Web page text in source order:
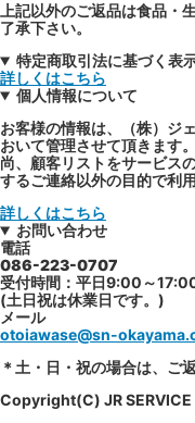
上記以外のご返品は食品・
了承下さい。
特定商取引法に基づく表
詳しくはこちら
個人情報について
お客様の情報は、（株）ジ
おいて管理させて頂きます。
尚、顧客リストをサービス
するご連絡以外の目的で利
詳しくはこちら
お問い合わせ
電話
086-223-0707
受付時間：平日9:00～
(土日祝は休業日です。)
メール
otoiawase@sn-
＊土・日・祝の場合は、ご
Copyright(C) JR